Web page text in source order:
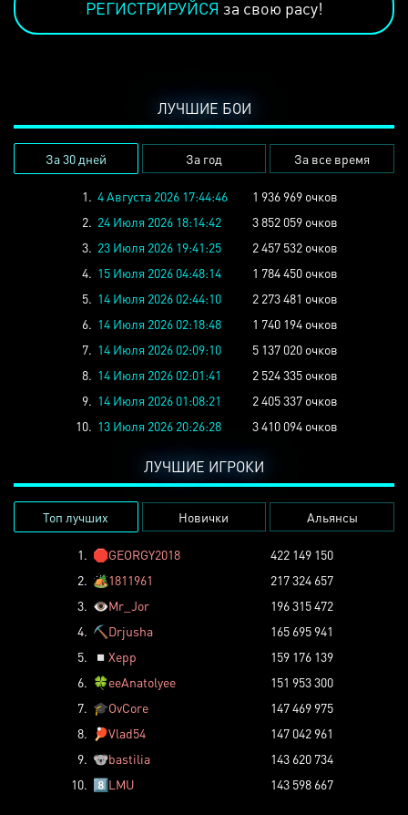
РЕГИСТРИРУЙСЯ за свою расу!
ЛУЧШИЕ БОИ
За 30 дней За год За все время
1. 4 Августа 2026 17:44:46
1 936 969 очков
2. 24 Июля 2026 18:14:42
3 852 059 очков
3. 23 Июля 2026 19:41:25
2 457 532 очков
4. 15 Июля 2026 04:48:14
1 784 450 очков
5. 14 Июля 2026 02:44:10
2 273 481 очков
6. 14 Июля 2026 02:18:48
1 740 194 очков
7. 14 Июля 2026 02:09:10
5 137 020 очков
8. 14 Июля 2026 02:01:41
2 524 335 очков
9. 14 Июля 2026 01:08:21
2 405 337 очков
10. 13 Июля 2026 20:26:28 3 410 094 очков
ЛУЧШИЕ ИГРОКИ
Топ лучших Новички Альянсы
1. 🛑GEORGY2018
422 149 150
2. 🏕️1811961
217 324 657
3. 👁️Mr_Jor
196 315 472
4. ⛏️ Drjusha
165 695 941
5.
◽ Xepp
159 176 139
6. 🍀eeAnatolyee
151 953 300
7. 🎓OvCore
147 469 975
8.
🏓Vlad54
147 042 961
9. 🐨bastilia
143 620 734
10. 8️⃣LMU 143 598 667